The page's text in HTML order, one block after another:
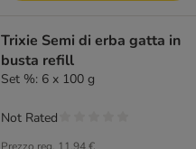
Trixie Semi di erba gatta in
busta refill
Set %: 6 x 100 g
Not Rated